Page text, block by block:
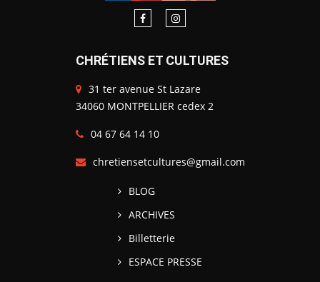
CHRÉTIENS ET CULTURES
31 ter avenue St Lazare
34060 MONTPELLIER cedex 2
04 67 64 14 10
chretiensetcultures@gmail.com
BLOG
ARCHIVES
Billetterie
ESPACE PRESSE